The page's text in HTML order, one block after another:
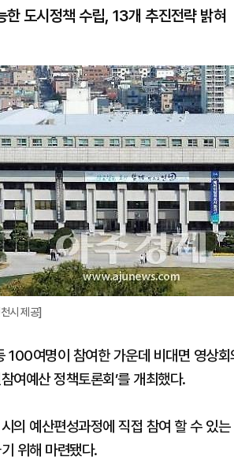
한 도시정책 수립, 13개 추진전략 밝혀
시 제공]
100여명이 참여한 가운데 비대면 영상
여예산 정책토론회’를 개최했다.
의 예산편성과정에 직접 참여 할 수 있
위해 마련됐다.